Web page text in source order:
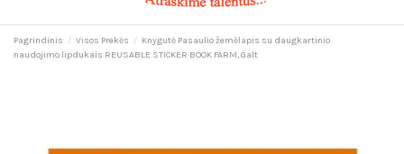
Pagrindinis Visos Prekės
Knygutė Pasaulio žemėlapis su daugkartinio
naudojimo lipdukais REUSABLE STICKER BOOK FARM, Galt